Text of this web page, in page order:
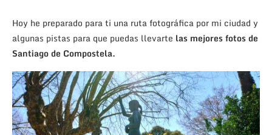
Hoy he preparado para ti una ruta fotográfica por mi ciudad y
algunas pistas para que puedas llevarte las mejores fotos de
Santiago de Compostela.